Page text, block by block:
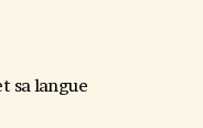
sa langue